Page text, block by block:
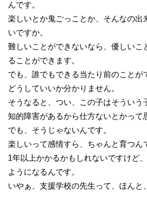
んです。
楽しいとか鬼ごっことか、そんなの出
いですか。
難しいことができないなら、優しいこ
ることができます。
でも、誰でもできる当たり前のことが
どうしていいか分かりません。
そうなると、つい、この子はそういう
知的障害があるから仕方ないとかって
でも、そうじゃないんです。
楽しいって感情すら、ちゃんと育つん
1年以上かかるかもしれないですけど
ようになるんです。
いやぁ、支援学校の先生って、ほんと